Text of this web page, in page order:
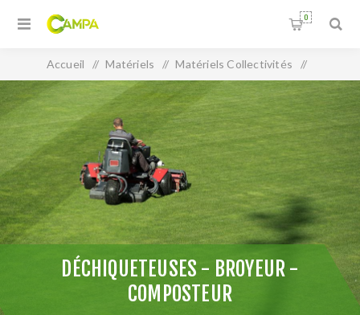
0
Accueil / Matériels / Matériels Collectivités /
Déchiqueteuses - Broyeur - Composteur
DÉCHIQUETEUSES - BROYEUR -
COMPOSTEUR